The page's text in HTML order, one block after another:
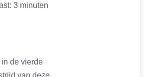
3 minuten
de vierde
van deze